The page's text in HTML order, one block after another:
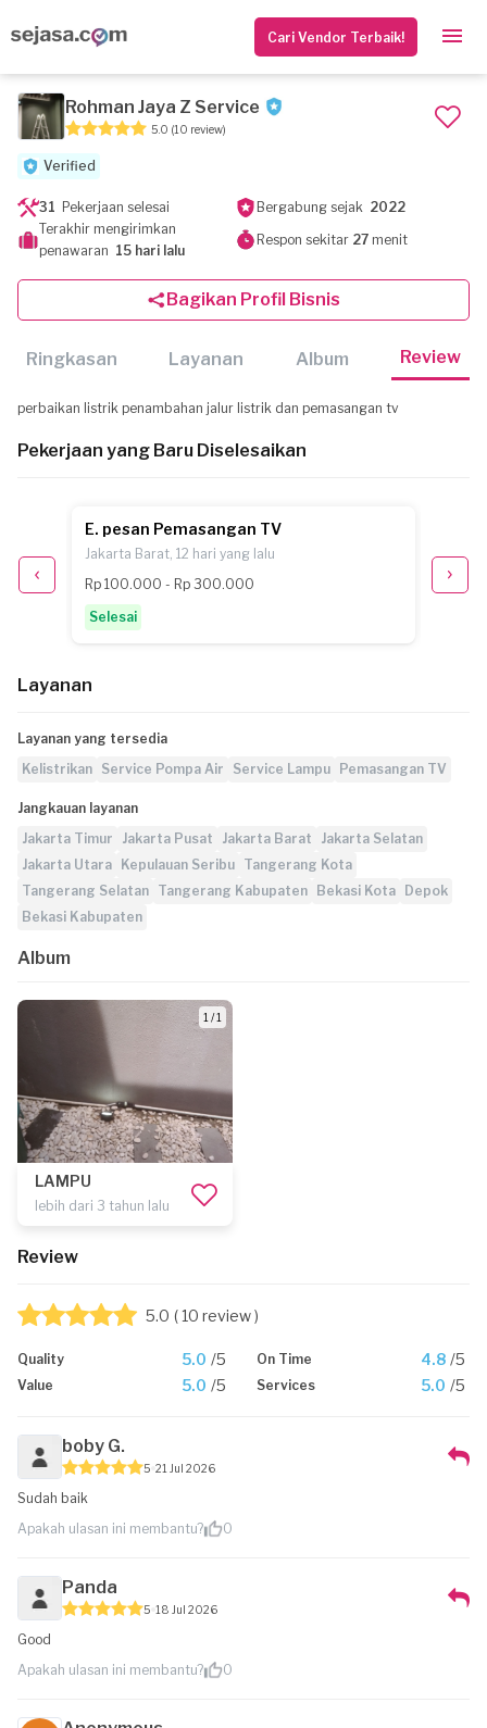
Cari Vendor Terbaik!
Rohman Jaya Z Service
5.0 (10 review)
Verified
31 Pekerjaan selesai Bergabung sejak 2022
Terakhir mengirimkan
penawaran 15 hari lalu
Respon sekitar 27menit
Bagikan Profil Bisnis
Ringkasan Layanan Album Review
perbaikan listrik penambahan jalur listrik dan pemasangan tv
Pekerjaan yang Baru Diselesaikan
E. pesan Pemasangan TV
Jakarta Barat, 12 hari yang lalu
Rp 100.000 - Rp 300.000
Selesai
Rp
Layanan
Layanan yang tersedia
Kelistrikan Service Pompa Air Service Lampu Pemasangan TV
Jangkauan layanan
Jakarta Timur
Jakarta Pusat Jakarta Barat
Jakarta Selatan
Jakarta Utara
Kepulauan Seribu Tangerang Kota
Tangerang Selatan Tangerang Kabupaten Bekasi Kota
Depok
Bekasi Kabupaten
Album
1 / 1
LAMPU
lebih dari 3 tahun lalu
Review
5.0 ( 10 review )
Quality 5.0 /5 On Time 4.8 /5
Value 5.0 /5 Services 5.0 /5
boby G.
5 21 Jul 2026
Sudah baik
Apakah ulasan ini membantu?
0
Panda
5 18 Jul 2026
Good
Apakah ulasan ini membantu?
0